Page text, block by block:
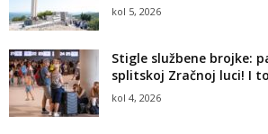
kol 5, 2026
Stigle službene brojke:
splitskoj Zračnoj luci! I
kol 4, 2026